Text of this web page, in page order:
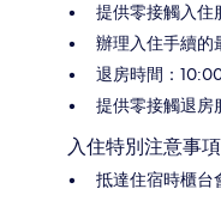
提供零接觸入住
辦理入住手續的
退房時間：
提供零接觸退房
入住特別注意事項
抵達住宿時櫃台